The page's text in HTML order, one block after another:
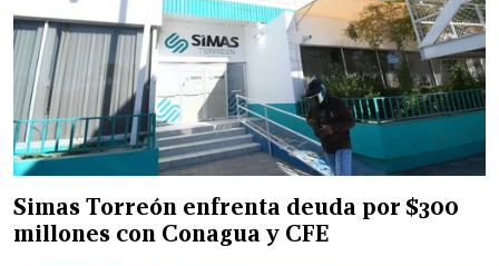
Simas Torreón enfrenta deuda por $300
millones con Conagua y CFE